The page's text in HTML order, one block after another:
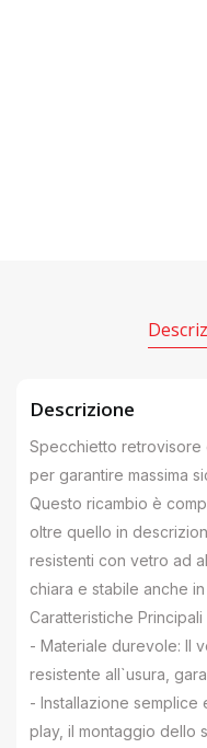
Descrizione
Specchietto retrovisore
per garantire massima
Questo ricambio è
oltre quello in
resistenti con vetro ad
chiara e stabile anche
Caratteristiche Principali
- Materiale durevole: Il
resistente all`usura,
- Installazione semplice
play, il montaggio dello